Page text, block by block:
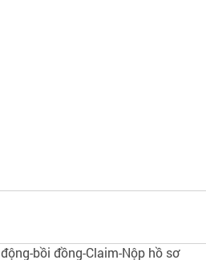
động-bồi đồng-Claim-Nộp hồ sơ